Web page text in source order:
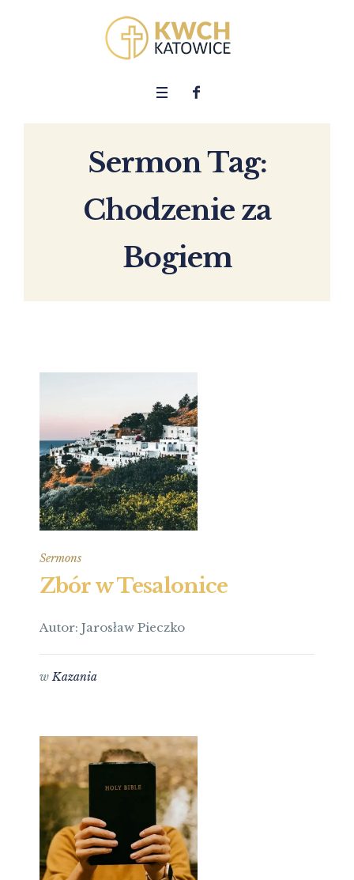
Sermon Tag:
Chodzenie za
Bogiem
Sermons
Zbór w Tesalonice
Autor: Jarosław Pieczko
wKazania